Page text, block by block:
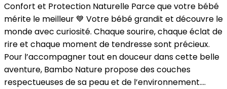
Confort et Protection Naturelle Parce que votre bébé
mérite le meilleur 💙 Votre bébé grandit et découvre le
monde avec curiosité. Chaque sourire, chaque éclat de
rire et chaque moment de tendresse sont précieux.
Pour l’accompagner tout en douceur dans cette belle
aventure, Bambo Nature propose des couches
respectueuses de sa peau et de l’environnement....